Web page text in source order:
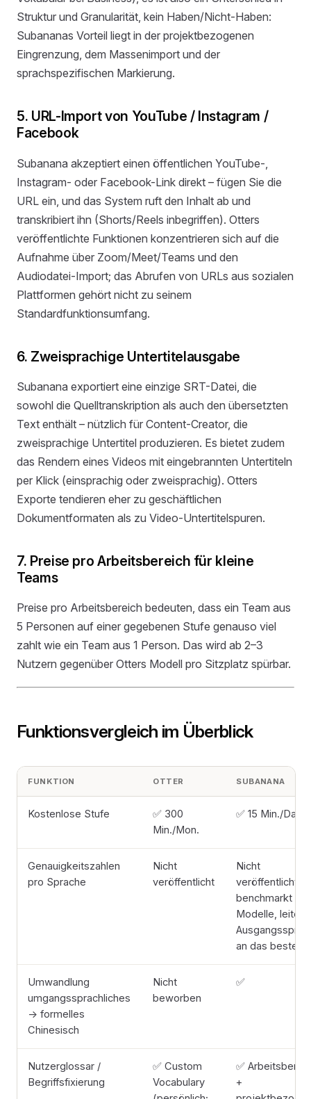
Struktur und Granularität, kein Haben/Nicht-Haben:
Subananas Vorteil liegt in der projektbezogenen
Eingrenzung, dem Massenimport und der
sprachspezifischen Markierung.
5. URL-Import von YouTube / Instagram /
Facebook
Subanana akzeptiert einen öffentlichen YouTube-,
Instagram- oder Facebook-Link direkt – fügen Sie die
URL ein, und das System ruft den Inhalt ab und
transkribiert ihn (Shorts/Reels inbegriffen). Otters
veröffentlichte Funktionen konzentrieren sich auf die
Aufnahme über Zoom/Meet/Teams und den
Audiodatei-Import; das Abrufen von URLs aus sozialen
Plattformen gehört nicht zu seinem
Standardfunktionsumfang.
6. Zweisprachige Untertitelausgabe
Subanana exportiert eine einzige SRT-Datei, die
sowohl die Quelltranskription als auch den übersetzten
Text enthält – nützlich für Content-Creator, die
zweisprachige Untertitel produzieren. Es bietet zudem
das Rendern eines Videos mit eingebrannten Untertiteln
per Klick (einsprachig oder zweisprachig). Otters
Exporte tendieren eher zu geschäftlichen
Dokumentformaten als zu Video-Untertitelspuren.
7. Preise pro Arbeitsbereich für kleine
Teams
Preise pro Arbeitsbereich bedeuten, dass ein Team aus
5 Personen auf einer gegebenen Stufe genauso viel
zahlt wie ein Team aus 1 Person. Das wird ab 2–3
Nutzern gegenüber Otters Modell pro Sitzplatz spürbar.
Funktionsvergleich im Überblick
FUNKTION OTTER SUBANANA
Kostenlose Stufe
✅ 300
Min./Mon.
✅ 15 Min./Datei
Genauigkeitszahlen
pro Sprache
Nicht
veröffentlicht
Nicht
veröffentlicht –
benchmarkt
Modelle, leitet
an das beste
Umwandlung
umgangssprachliches
→ formelles
Chinesisch
Nicht
beworben
✅
Nutzerglossar /
Begriffsfixierung
✅ Custom
Vocabulary
✅
+